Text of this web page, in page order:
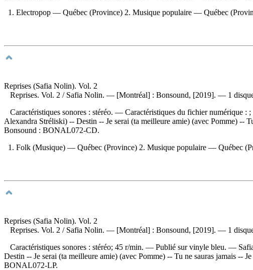
1. Electropop — Québec (Province) 2. Musique populaire — Québec
Reprises (Safia Nolin). Vol. 2
Reprises. Vol. 2 / Safia Nolin. — [Montréal] : Bonsound, [2019]. — 1
Caractéristiques sonores : stéréo. — Caractéristiques du fichier
Alexandra Stréliski) -- Destin -- Je serai (ta meilleure amie) (avec Pomme)
Bonsound : BONAL072-CD.
1. Folk (Musique) — Québec (Province) 2. Musique populaire — Québec
Reprises (Safia Nolin). Vol. 2
Reprises. Vol. 2 / Safia Nolin. — [Montréal] : Bonsound, [2019]. — 1
Caractéristiques sonores : stéréo; 45 r/min. — Publié sur vinyle bleu. —
Destin -- Je serai (ta meilleure amie) (avec Pomme) -- Tu ne sauras jamais
BONAL072-LP.